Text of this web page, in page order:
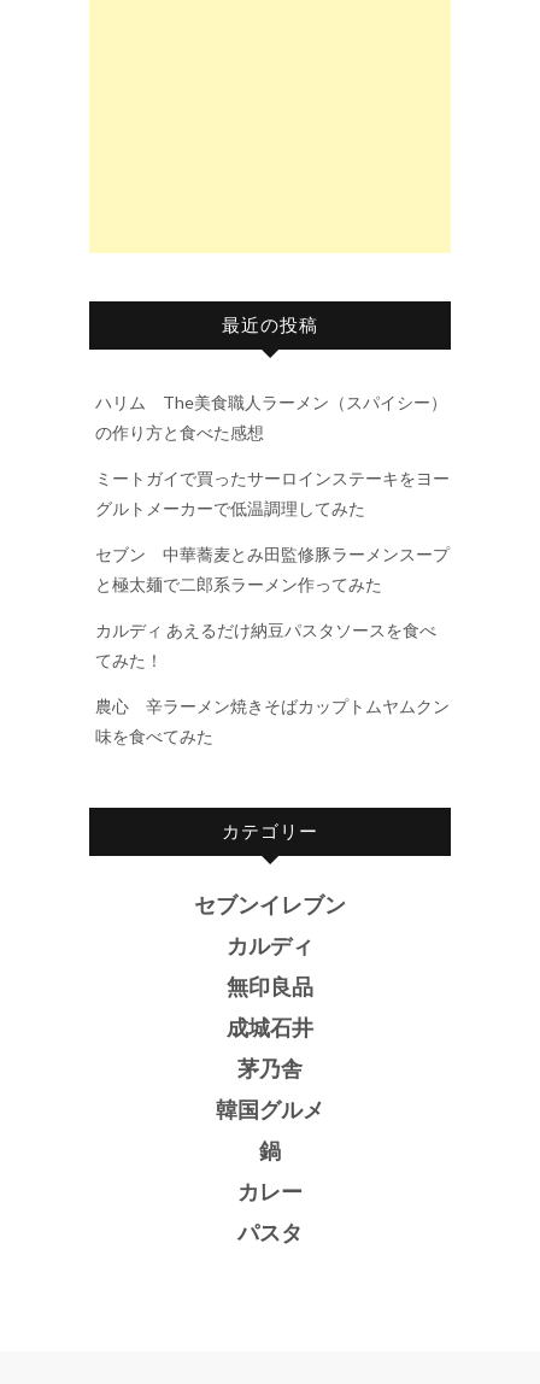
最近の投稿
ハリム The美食職人ラーメン（スパイシー）
の作り方と食べた感想
ミートガイで買ったサーロインステーキをヨー
グルトメーカーで低温調理してみた
セブン 中華蕎麦とみ田監修豚ラーメンスープ
と極太麺で二郎系ラーメン作ってみた
カルディ あえるだけ納豆パスタソースを食べ
てみた！
農心 辛ラーメン焼きそばカップトムヤムクン
味を食べてみた
カテゴリー
セブンイレブン
カルディ
無印良品
成城石井
茅乃舎
韓国グルメ
鍋
カレー
パスタ